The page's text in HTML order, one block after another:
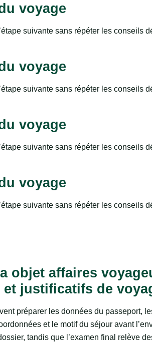
voyage
suivante sans répéter les conseils
voyage
suivante sans répéter les conseils
voyage
suivante sans répéter les conseils
voyage
suivante sans répéter les conseils
objet affaires
et justificatifs de
préparer les données du passeport,
et le motif du séjour avant
tandis que l’examen final relève